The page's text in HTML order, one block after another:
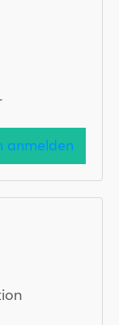
anmelden